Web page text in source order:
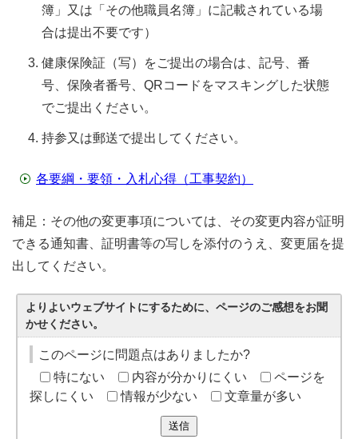
簿」又は「その他職員名簿」に記載されている場
合は提出不要です）
健康保険証（写）をご提出の場合は、記号、番
号、保険者番号、QRコードをマスキングした状態
でご提出ください。
持参又は郵送で提出してください。
各要綱・要領・入札心得（工事契約）
補足：その他の変更事項については、その変更内容が証明
できる通知書、証明書等の写しを添付のうえ、変更届を提
出してください。
よりよいウェブサイトにするために、ページのご感想をお聞
かせください。
このページに問題点はありましたか?
特にない
内容が分かりにくい
ページを
探しにくい
情報が少ない 文章量が多い
送信